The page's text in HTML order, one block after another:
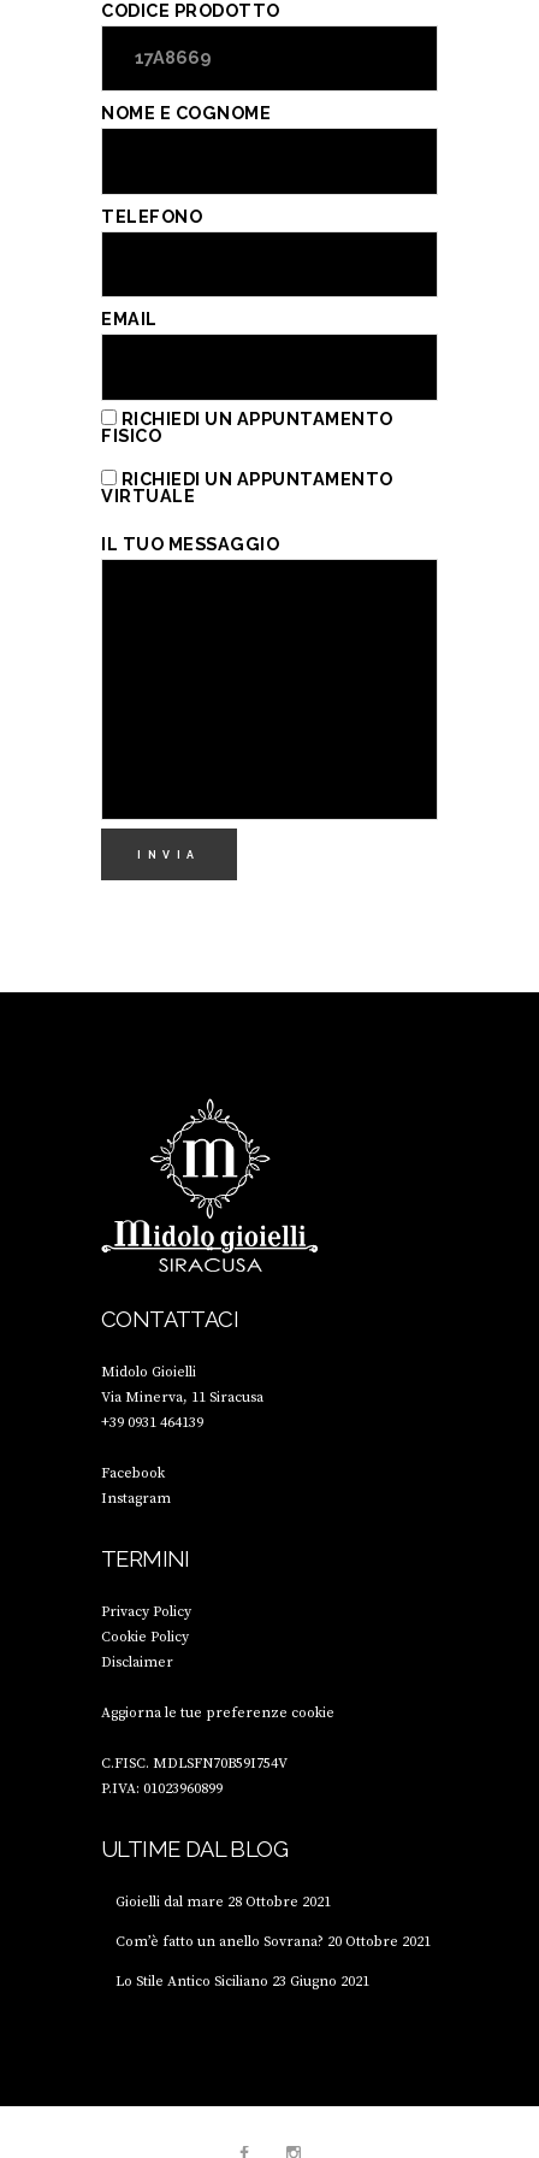
CODICE PRODOTTO
NOME E COGNOME
TELEFONO
EMAIL
RICHIEDI UN APPUNTAMENTO
FISICO
RICHIEDI UN APPUNTAMENTO
VIRTUALE
IL TUO MESSAGGIO
CONTATTACI
Midolo Gioielli
Via Minerva, 11 Siracusa
+39 0931 464139
Facebook
Instagram
TERMINI
Privacy Policy
Cookie Policy
Disclaimer
Aggiorna le tue preferenze cookie
C.FISC. MDLSFN70B59I754V
P.IVA: 01023960899
ULTIME DAL BLOG
Gioielli dal mare 28 Ottobre 2021
Com’è fatto un anello Sovrana? 20 Ottobre 2021
Lo Stile Antico Siciliano 23 Giugno 2021